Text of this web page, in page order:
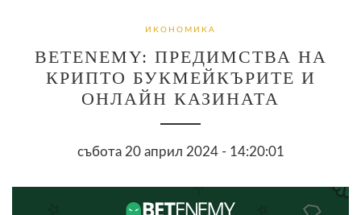
ИКОНОМИКА
BETENEMY: ПРЕДИМСТВА НА
КРИПТО БУКМЕЙКЪРИТЕ И
ОНЛАЙН КАЗИНАТА
събота 20 април 2024 - 14:20:01